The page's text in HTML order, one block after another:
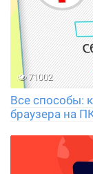
71002
Все способы:
браузера на